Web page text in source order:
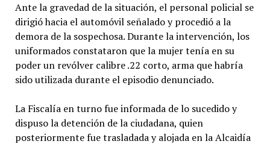
Ante la gravedad de la situación, el personal policial se
dirigió hacia el automóvil señalado y procedió a la
demora de la sospechosa. Durante la intervención, los
uniformados constataron que la mujer tenía en su
poder un revólver calibre .22 corto, arma que habría
sido utilizada durante el episodio denunciado.
La Fiscalía en turno fue informada de lo sucedido y
dispuso la detención de la ciudadana, quien
posteriormente fue trasladada y alojada en la Alcaidía